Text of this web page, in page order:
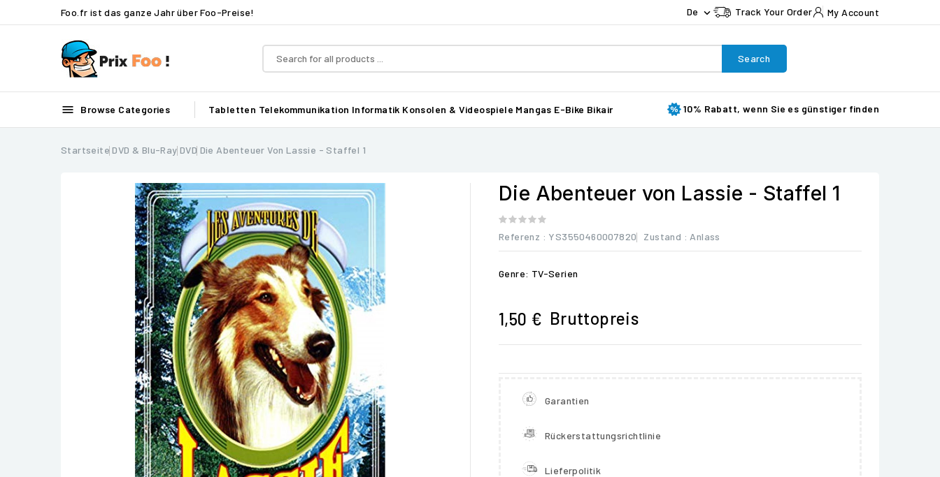
Foo.fr ist das ganze Jahr über Foo-Preise! De  Track Your Order My Account
Search
 Browse Categories Tabletten Telekommunikation Informatik Konsolen & Videospiele Mangas E-Bike Bikair 10% Rabatt, wenn Sie es günstiger finden
Startseite DVD & Blu-Ray DVD Die Abenteuer Von Lassie - Staffel 1
Die Abenteuer von Lassie - Staffel 1
Referenz : YS3550460007820 Zustand : Anlass
Genre: TV-Serien
1,50 € Bruttopreis
Garantien
Rückerstattungsrichtlinie
Lieferpolitik